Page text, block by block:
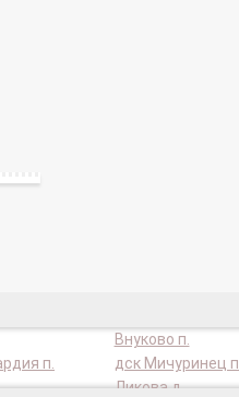
Внуково п.
п.
дск Мичуринец п.
Ликова д.